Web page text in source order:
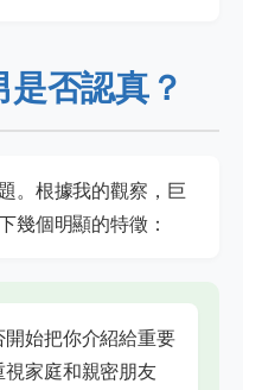
否認真？
。根據我的觀察，巨
幾個明顯的特徵：
開始把你介紹給重要
家庭和親密朋友